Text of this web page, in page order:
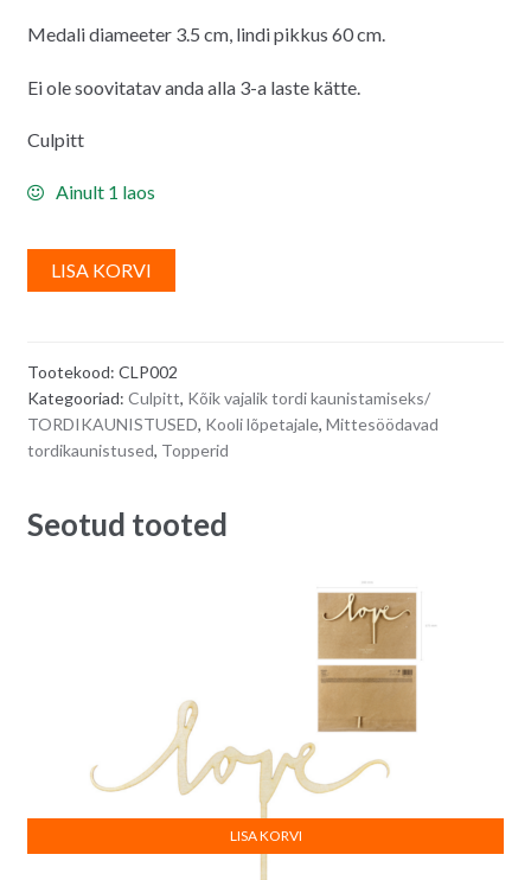
Medali diameeter 3.5 cm, lindi pikkus 60 cm.
Ei ole soovitatav anda alla 3-a laste kätte.
Culpitt
Ainult 1 laos
LISA KORVI
l
r
n
v
Tootekood: CLP002
Kategooriad: Culpitt, Kõik vajalik tordi kaunistamiseks/
TORDIKAUNISTUSED, Kooli lõpetajale, Mittesöödavad
tordikaunistused, Topperid
Seotud tooted
LISA KORVI